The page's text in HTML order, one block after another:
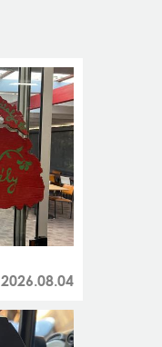
2026.08.04